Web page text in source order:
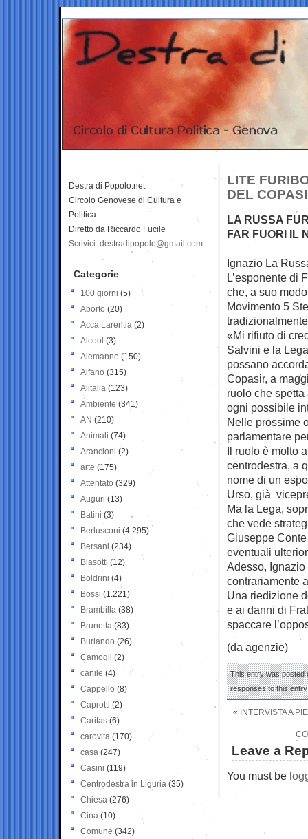
LITE
DEL
LA RUSSA
FAR FUORI IL
Ignazio La
L’esponente di
che, a suo
Movimento 5
«Mi rifiuto di
Salvini e la
possano
Copasir, a
ruolo che
ogni possibile
Nelle prossime
parlamentare
Il ruolo è molto
centrodestra, a
nome di un
Urso, già
Ma la Lega,
che vede
Giuseppe
eventuali
Adesso,
contrariamente
Una riedizione
e ai danni di
spaccare
(da agenzie)
This entry was posted
responses to this
« INTERVISTA A
Leave a
You must be
Destra di Popolo.net
Circolo Genovese di Cultura e
Politica
Diretto da Riccardo Fucile
Scrivici: destradipopolo@gmail.com
Categorie
100 giorni (5)
Aborto (20)
Acca Larentia (2)
Alcool (3)
Alemanno (150)
Alfano (315)
Alitalia (123)
Ambiente (341)
AN (210)
Animali (74)
Arancioni (2)
arte (175)
Attentato (329)
Auguri (13)
Batini (3)
Berlusconi (4.295)
Bersani (234)
Biasotti (12)
Boldrini (4)
Bossi (1.221)
Brambilla (38)
Brunetta (83)
Burlando (26)
Camogli (2)
canile (4)
Cappello (8)
Caprotti (2)
Caritas (6)
carovita (170)
casa (247)
Casini (119)
Centrodestra in Liguria (35)
Chiesa (276)
Cina (10)
Comune (342)